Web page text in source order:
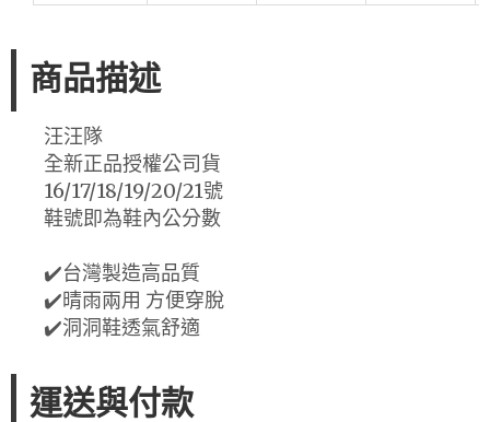
商品描述
汪汪隊
全新正品授權公司貨
16/17/18/19/20/21號
鞋號即為鞋內公分數
✔️台灣製造高品質
✔️晴雨兩用 方便穿脫
✔️洞洞鞋透氣舒適
運送與付款